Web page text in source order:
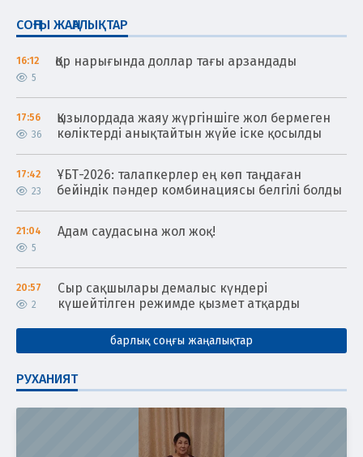
СОҢҒЫ ЖАҢАЛЫҚТАР
16:12
5
Қор нарығында доллар тағы арзандады
17:56
36
Қызылордада жаяу жүргіншіге жол бермеген
көліктерді анықтайтын жүйе іске қосылды
17:42
23
ҰБТ-2026: талапкерлер ең көп таңдаған
бейіндік пәндер комбинациясы белгілі болды
21:04
5
Адам саудасына жол жоқ!
20:57
2
Сыр сақшылары демалыс күндері
күшейтілген режимде қызмет атқарды
барлық соңғы жаңалықтар
РУХАНИЯТ